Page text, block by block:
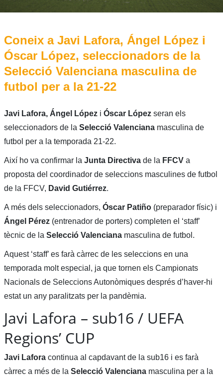
Coneix a Javi Lafora, Ángel López i
Óscar López, seleccionadors de la
Selecció Valenciana masculina de
futbol per a la 21-22
Javi Lafora, Ángel Lópezi Óscar Lópezseran els
seleccionadors de la Selecció Valencianamasculina de
futbol per a la temporada 21-22.
Així ho va confirmar la Junta Directivade la FFCV a
proposta del coordinador de seleccions masculines de futbol
de la FFCV, David Gutiérrez.
A més dels seleccionadors, Óscar Patiño (preparador físic) i
Ángel Pérez(entrenador de porters) completen el ‘staff’
tècnic de la Selecció Valenciana masculina de futbol.
Aquest ‘staff’ es farà càrrec de les seleccions en una
temporada molt especial, ja que tornen els Campionats
Nacionals de Seleccions Autonòmiques després d’haver-hi
estat un any paralitzats per la pandèmia.
Javi Lafora – sub16 / UEFA
Regions’ CUP
Javi Laforacontinua al capdavant de la sub16 i es farà
càrrec a més de la Selecció Valencianamasculina per a la